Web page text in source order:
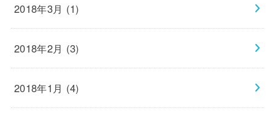
2018年3月 (1)
2018年2月 (3)
2018年1月 (4)